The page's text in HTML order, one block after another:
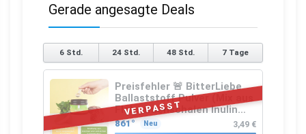
Gerade angesagte Deals
6 Std. 24 Std. 48 Std. 7 Tage
VERPASST
Preisfehler 🚨 BitterLiebe
Ballaststoff Pulver (Mix aus
Flohsamenschalen Inulin
(Präbiotika) Leinsamen &
861° Neu 3,49 €